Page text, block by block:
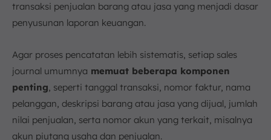
transaksi penjualan barang atau jasa yang menjadi dasar
penyusunan laporan keuangan.
Agar proses pencatatan lebih sistematis, setiap sales
journal umumnya memuat beberapa komponen
penting, seperti tanggal transaksi, nomor faktur, nama
pelanggan, deskripsi barang atau jasa yang dijual, jumlah
nilai penjualan, serta nomor akun yang terkait, misalnya
akun piutang usaha dan penjualan.